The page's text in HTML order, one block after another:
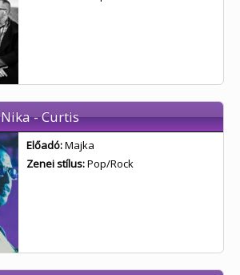
- Curtis
Előadó:Majka
Zenei stílus:Pop/Rock